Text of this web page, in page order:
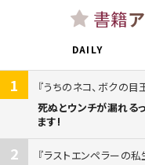
書籍
DAILY
1
うちのネコ、ボクの目
死ぬとウンチが漏れる
ます!
2
ラストエンペラーの